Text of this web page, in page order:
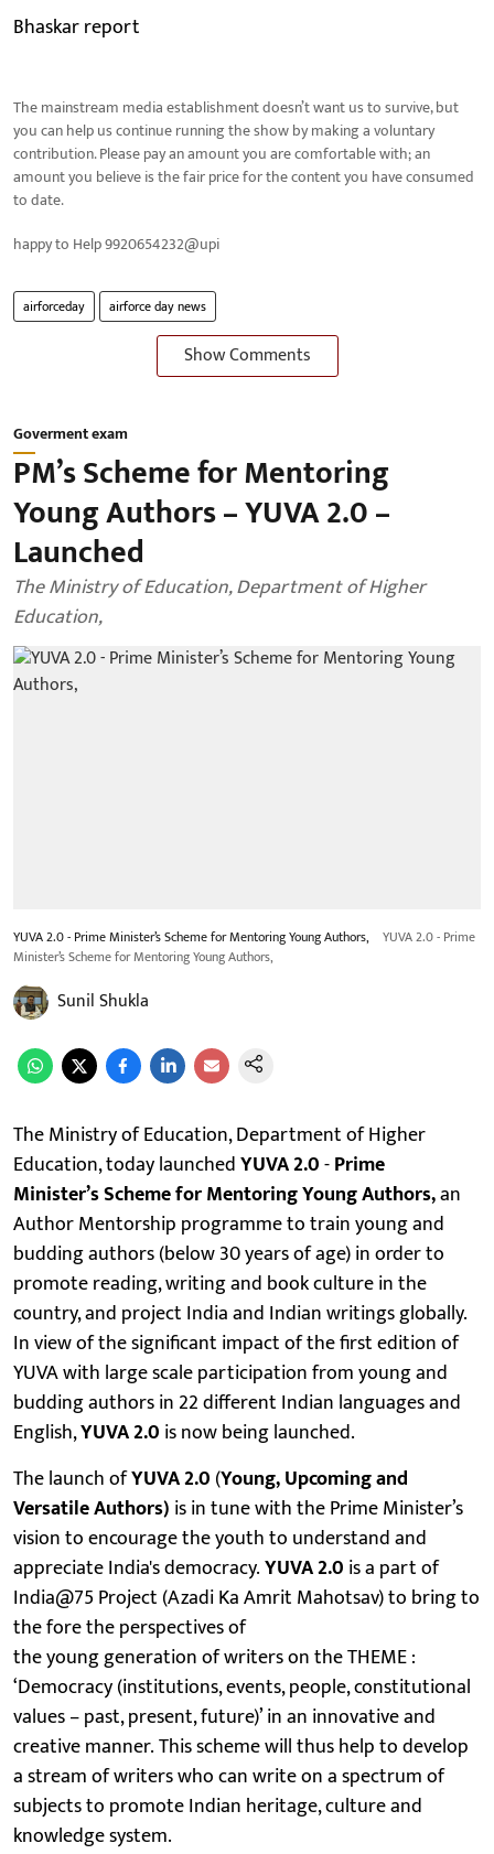
Bhaskar report
The mainstream media establishment doesn’t want us to survive, but
you can help us continue running the show by making a voluntary
contribution. Please pay an amount you are comfortable with; an
amount you believe is the fair price for the content you have consumed
to date.
happy to Help 9920654232@upi
airforceday airforce day news
Show Comments
Goverment exam
PM’s Scheme for Mentoring
Young Authors – YUVA 2.0 –
Launched
The Ministry of Education, Department of Higher
Education,
YUVA 2.0 - Prime Minister’s Scheme for Mentoring Young Authors, YUVA 2.0 - Prime
Minister’s Scheme for Mentoring Young Authors,
Sunil Shukla
The Ministry of Education, Department of Higher
Education, today launchedYUVA 2.0-Prime
Minister’s Scheme for Mentoring Young Authors,an
Author Mentorship programme to train young and
budding authors (below 30 years of age) in order to
promote reading, writing and book culture in the
country, and project India and Indian writings globally.
In view of the significant impact of the first edition of
YUVA with large scale participation from young and
budding authors in 22 different Indian languages and
English,YUVA 2.0 is now being launched.
The launch ofYUVA 2.0 (Young, Upcoming and
Versatile Authors) is in tune with the Prime Minister’s
vision to encourage the youth to understand and
appreciate India's democracy.YUVA 2.0 is a part of
India@75 Project (Azadi Ka Amrit Mahotsav) to bring to
the fore the perspectives of
the young generation of writers on the THEME :
‘Democracy (institutions, events, people, constitutional
values – past, present, future)’ in an innovative and
creative manner. This scheme will thus help to develop
a stream of writers who can write on a spectrum of
subjects to promote Indian heritage, culture and
knowledge system.